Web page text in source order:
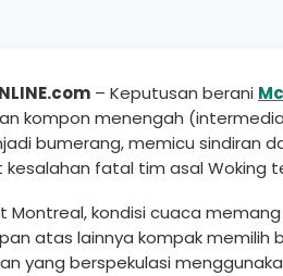
– Keputusan berani
kompon menengah
bumerang, memicu sindiran
fatal tim asal Woking
Montreal, kondisi cuaca
atas lainnya kompak memilih
yang berspekulasi